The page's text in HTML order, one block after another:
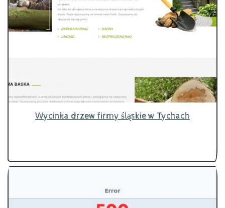
Wycinka drzew firmy śląskie w Tychach